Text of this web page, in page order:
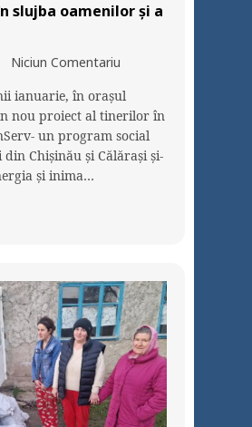
slujba oamenilor și a
Niciun Comentariu
ianuarie, în orașul
nou proiect al tinerilor în
un program social
Chișinău și Călărași și-
și inima…